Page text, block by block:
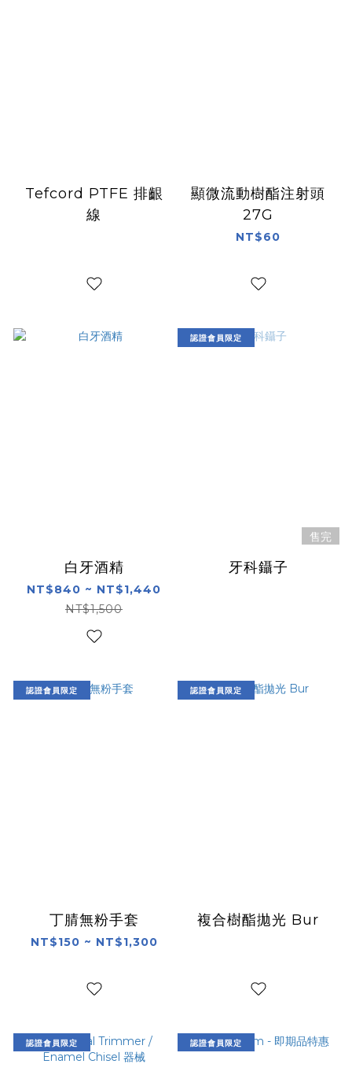
Tefcord PTFE 排齦
線
顯微流動樹酯注射頭
27G
NT$60
白牙酒精
NT$840 ~ NT$1,440
NT$1,500
認證會員限定
售完
牙科鑷子
認證會員限定
丁腈無粉手套
NT$150 ~ NT$1,300
認證會員限定
複合樹酯拋光 Bur
認證會員限定 認證會員限定